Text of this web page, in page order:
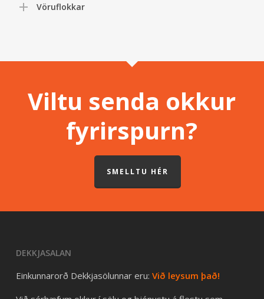
Vöruflokkar
Viltu senda okkur
fyrirspurn?
SMELLTU HÉR
DEKKJASALAN
Einkunnarorð Dekkjasölunnar eru: Við leysum það!